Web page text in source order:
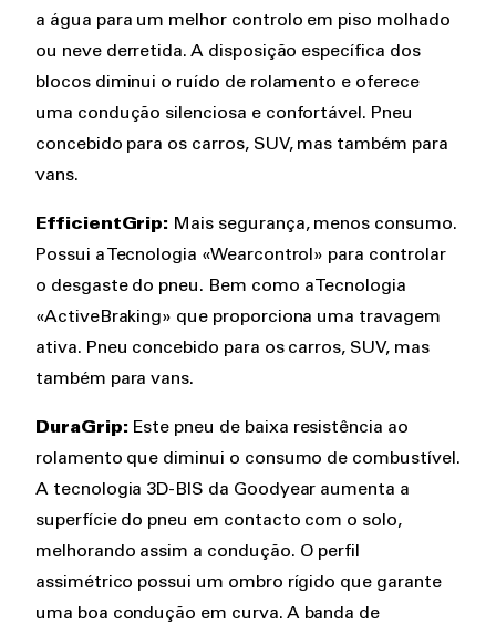
a água para um melhor controlo em piso molhado
ou neve derretida. A disposição específica dos
blocos diminui o ruído de rolamento e oferece
uma condução silenciosa e confortável. Pneu
concebido para os carros, SUV, mas também para
vans.
EfficientGrip: Mais segurança, menos consumo.
Possui a Tecnologia «Wearcontrol» para controlar
o desgaste do pneu. Bem como a Tecnologia
«ActiveBraking» que proporciona uma travagem
ativa. Pneu concebido para os carros, SUV, mas
também para vans.
DuraGrip:Este pneu de baixa resistência ao
rolamento que diminui o consumo de combustível.
A tecnologia 3D-BIS da Goodyear aumenta a
superfície do pneu em contacto com o solo,
melhorando assim a condução. O perfil
assimétrico possui um ombro rígido que garante
uma boa condução em curva. A banda de